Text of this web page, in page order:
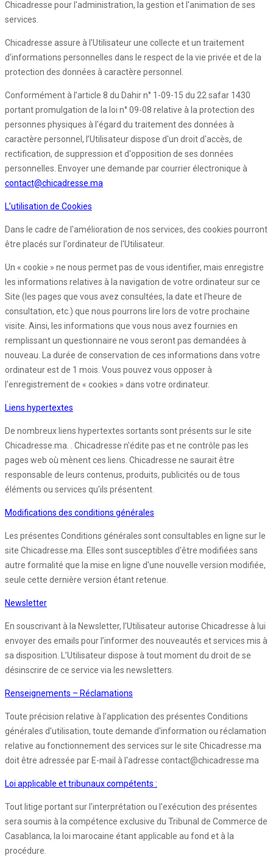
Chicadresse pour l'administration, la gestion et l'animation de ses
services.
Chicadresse assure à l'Utilisateur une collecte et un traitement
d'informations personnelles dans le respect de la vie privée et de la
protection des données à caractère personnel.
Conformément à l’article 8 du Dahir n° 1-09-15 du 22 safar 1430
portant promulgation de la loi n° 09-08 relative à la protection des
personnes physiques à l'égard du traitement des données à
caractère personnel, l’Utilisateur dispose d'un droit d'accès, de
rectification, de suppression et d'opposition de ses données
personnelles. Envoyer une demande par courrier électronique à
contact@chicadresse.ma
L’utilisation de Cookies
Dans le cadre de l'amélioration de nos services, des cookies pourront
être placés sur l'ordinateur de l'Utilisateur.
Un « cookie » ne nous permet pas de vous identifier, mais enregistre
les informations relatives à la navigation de votre ordinateur sur ce
Site (les pages que vous avez consultées, la date et l'heure de
consultation, etc.) que nous pourrons lire lors de votre prochaine
visite. Ainsi, les informations que vous nous avez fournies en
remplissant un questionnaire ne vous seront pas demandées à
nouveau. La durée de conservation de ces informations dans votre
ordinateur est de 1 mois. Vous pouvez vous opposer à
l'enregistrement de « cookies » dans votre ordinateur.
Liens hypertextes
De nombreux liens hypertextes sortants sont présents sur le site
Chicadresse.ma. . Chicadresse n'édite pas et ne contrôle pas les
pages web où mènent ces liens. Chicadresse ne saurait être
responsable de leurs contenus, produits, publicités ou de tous
éléments ou services qu'ils présentent.
Modifications des conditions générales
Les présentes Conditions générales sont consultables en ligne sur le
site Chicadresse.ma. Elles sont susceptibles d'être modifiées sans
autre formalité que la mise en ligne d'une nouvelle version modifiée,
seule cette dernière version étant retenue.
Newsletter
En souscrivant à la Newsletter, l’Utilisateur autorise Chicadresse à lui
envoyer des emails pour l’informer des nouveautés et services mis à
sa disposition. L’Utilisateur dispose à tout moment du droit de se
désinscrire de ce service via les newsletters.
Renseignements – Réclamations
Toute précision relative à l'application des présentes Conditions
générales d’utilisation, toute demande d'information ou réclamation
relative au fonctionnement des services sur le site Chicadresse.ma
doit être adressée par E-mail à l'adresse contact@chicadresse.ma
Loi applicable et tribunaux compétents :
Tout litige portant sur l'interprétation ou l'exécution des présentes
sera soumis à la compétence exclusive du Tribunal de Commerce de
Casablanca, la loi marocaine étant applicable au fond et à la
procédure.